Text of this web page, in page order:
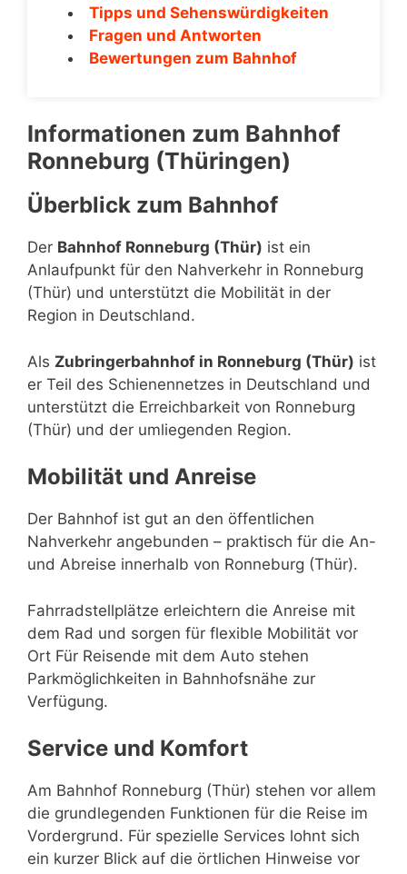
Tipps und Sehenswürdigkeiten
Fragen und Antworten
Bewertungen zum Bahnhof
Informationen zum Bahnhof
Ronneburg (Thüringen)
Überblick zum Bahnhof
Der Bahnhof Ronneburg (Thür) ist ein
Anlaufpunkt für den Nahverkehr in Ronneburg
(Thür) und unterstützt die Mobilität in der
Region in Deutschland.
Als Zubringerbahnhof in Ronneburg (Thür) ist
er Teil des Schienennetzes in Deutschland und
unterstützt die Erreichbarkeit von Ronneburg
(Thür) und der umliegenden Region.
Mobilität und Anreise
Der Bahnhof ist gut an den öffentlichen
Nahverkehr angebunden – praktisch für die An-
und Abreise innerhalb von Ronneburg (Thür).
Fahrradstellplätze erleichtern die Anreise mit
dem Rad und sorgen für flexible Mobilität vor
Ort Für Reisende mit dem Auto stehen
Parkmöglichkeiten in Bahnhofsnähe zur
Verfügung.
Service und Komfort
Am Bahnhof Ronneburg (Thür) stehen vor allem
die grundlegenden Funktionen für die Reise im
Vordergrund. Für spezielle Services lohnt sich
ein kurzer Blick auf die örtlichen Hinweise vor